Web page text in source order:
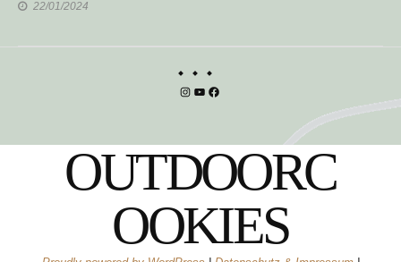
22/01/2024
Instagram
YouTube
Facebook
OUTDOORC
OOKIES